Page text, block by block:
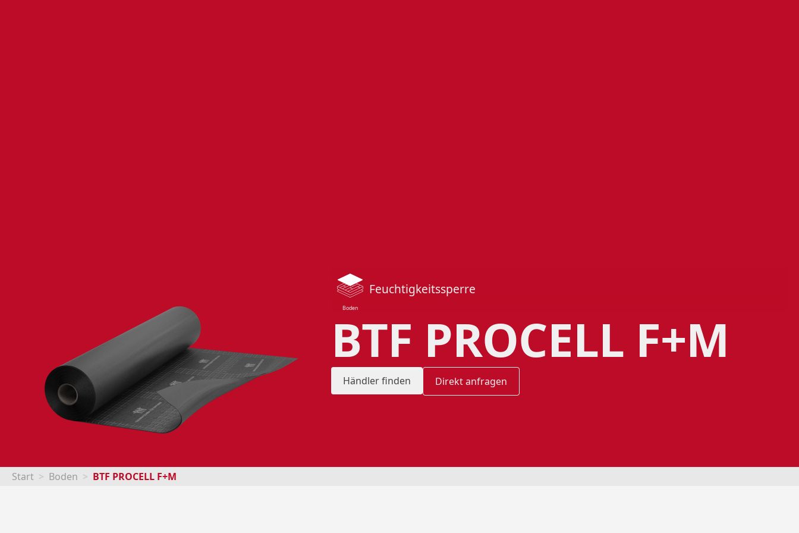
Boden
Feuchtigkeitssperre
BTF PROCELL F+M
Händler finden Direkt anfragen
Start Boden BTF PROCELL F+M